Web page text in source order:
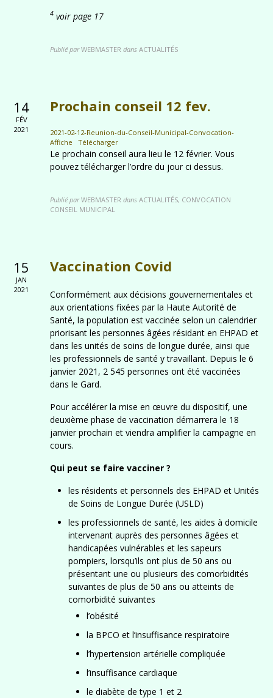
4 voir page 17
Publié par WEBMASTER dans ACTUALITÉS
14
FÉV
2021
Prochain conseil 12 fev.
2021-02-12-Reunion-du-Conseil-Municipal-Convocation-
Affiche
Télécharger
Le prochain conseil aura lieu le 12 février. Vous
pouvez télécharger l’ordre du jour ci dessus.
Publié par WEBMASTER dans ACTUALITÉS, CONVOCATION
CONSEIL MUNICIPAL
15
JAN
2021
Vaccination Covid
Conformément aux décisions gouvernementales et
aux orientations fixées par la Haute Autorité de
Santé, la population est vaccinée selon un calendrier
priorisant les personnes âgées résidant en EHPAD et
dans les unités de soins de longue durée, ainsi que
les professionnels de santé y travaillant. Depuis le 6
janvier 2021, 2 545 personnes ont été vaccinées
dans le Gard.
Pour accélérer la mise en œuvre du dispositif, une
deuxième phase de vaccination démarrera le 18
janvier prochain et viendra amplifier la campagne en
cours.
Qui peut se faire vacciner ?
les résidents et personnels des EHPAD et Unités
de Soins de Longue Durée (USLD)
les professionnels de santé, les aides à domicile
intervenant auprès des personnes âgées et
handicapées vulnérables et les sapeurs
pompiers, lorsqu’ils ont plus de 50 ans ou
présentant une ou plusieurs des comorbidités
suivantes de plus de 50 ans ou atteints de
comorbidité suivantes
l’obésité
la BPCO et l’insuffisance respiratoire
l’hypertension artérielle compliquée
l’insuffisance cardiaque
le diabète de type 1 et 2